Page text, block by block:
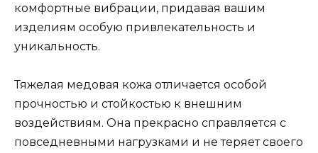
комфортные вибрации, придавая вашим
изделиям особую привлекательность и
уникальность.
Тяжелая медовая кожа отличается особой
прочностью и стойкостью к внешним
воздействиям. Она прекрасно справляется с
повседневными нагрузками и не теряет своего